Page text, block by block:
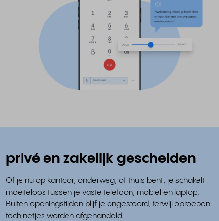
privé en zakelijk gescheiden
Of je nu op kantoor, onderweg, of thuis bent, je schakelt
moeiteloos tussen je vaste telefoon, mobiel en laptop.
Buiten openingstijden blijf je ongestoord, terwijl oproepen
toch netjes worden afgehandeld.